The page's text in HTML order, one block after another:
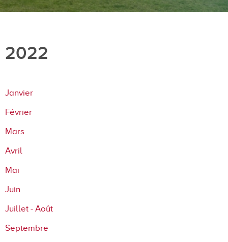
2022
Janvier
Février
Mars
Avril
Mai
Juin
Juillet - Août
Septembre